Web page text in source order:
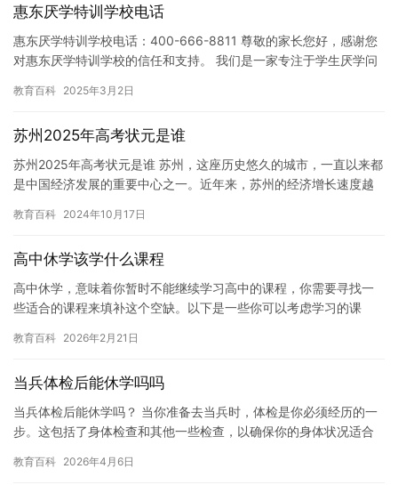
惠东厌学特训学校电话
惠东厌学特训学校电话：400-666-8811 尊敬的家长您好，感谢您
对惠东厌学特训学校的信任和支持。 我们是一家专注于学生厌学问
教育百科 2025年3月2日
苏州2025年高考状元是谁
苏州2025年高考状元是谁 苏州，这座历史悠久的城市，一直以来都
是中国经济发展的重要中心之一。近年来，苏州的经济增长速度越
教育百科 2024年10月17日
高中休学该学什么课程
高中休学，意味着你暂时不能继续学习高中的课程，你需要寻找一
些适合的课程来填补这个空缺。以下是一些你可以考虑学习的课
言…
教育百科 2026年2月21日
当兵体检后能休学吗吗
当兵体检后能休学吗？ 当你准备去当兵时，体检是你必须经历的一
步。这包括了身体检查和其他一些检查，以确保你的身体状况适合
考虑…
教育百科 2026年4月6日